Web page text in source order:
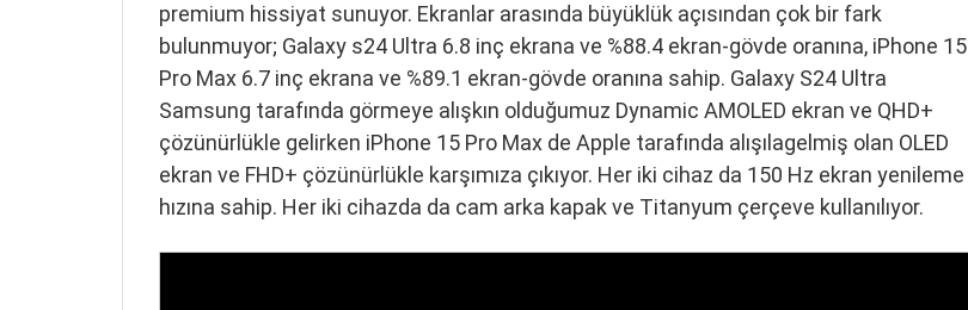
premium hissiyat sunuyor. Ekranlar arasında büyüklük açısından çok bir fark
bulunmuyor; Galaxy s24 Ultra 6.8 inç ekrana ve %88.4 ekran-gövde oranına, iPhone 15
Pro Max 6.7 inç ekrana ve %89.1 ekran-gövde oranına sahip. Galaxy S24 Ultra
Samsung tarafında görmeye alışkın olduğumuz Dynamic AMOLED ekran ve QHD+
çözünürlükle gelirken iPhone 15 Pro Max de Apple tarafında alışılagelmiş olan OLED
ekran ve FHD+ çözünürlükle karşımıza çıkıyor. Her iki cihaz da 150 Hz ekran yenileme
hızına sahip. Her iki cihazda da cam arka kapak ve Titanyum çerçeve kullanılıyor.